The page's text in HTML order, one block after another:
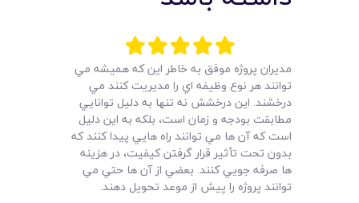
مديران پروژه موفق به خاطر اين که هميشه مي
توانند هر نوع وظيفه اي را مديريت کنند مي
درخشند. اين درخشش نه تنها به دليل توانايي
مطابقت بودجه و زمان است، بلکه به اين دليل
است که آن ها مي توانند راه هايي پيدا کنند که
بدون تحت تأثير قرار گرفتن کيفيت، در هزينه
ها صرفه جويي کنند. بعضي از آن ها حتي مي
توانند پروژه را پيش از موعد تحويل دهند.